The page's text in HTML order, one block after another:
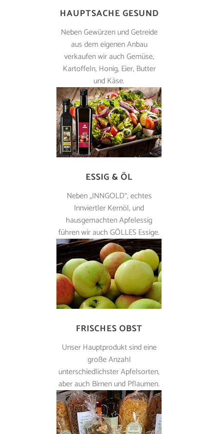
HAUPTSACHE GESUND
Neben Gewürzen und Getreide
aus dem eigenen Anbau
verkaufen wir auch Gemüse,
Kartoffeln, Honig, Eier, Butter
und Käse.
ESSIG & ÖL
Neben „INNGOLD“, echtes
Innviertler Kernöl, und
hausgemachten Apfelessig
führen wir auch GÖLLES Essige.
FRISCHES OBST
Unser Hauptprodukt sind eine
große Anzahl
unterschiedlichster Apfelsorten,
aber auch Birnen und Pflaumen.